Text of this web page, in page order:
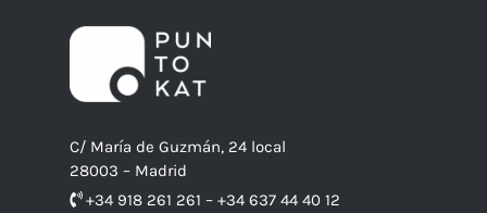
C/ María de Guzmán, 24 local
28003 – Madrid
+34 918 261 261 – +34 637 44 40 12